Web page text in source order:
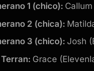
1 (chico):
2 (chica):
3 (chico): Josh
Grace